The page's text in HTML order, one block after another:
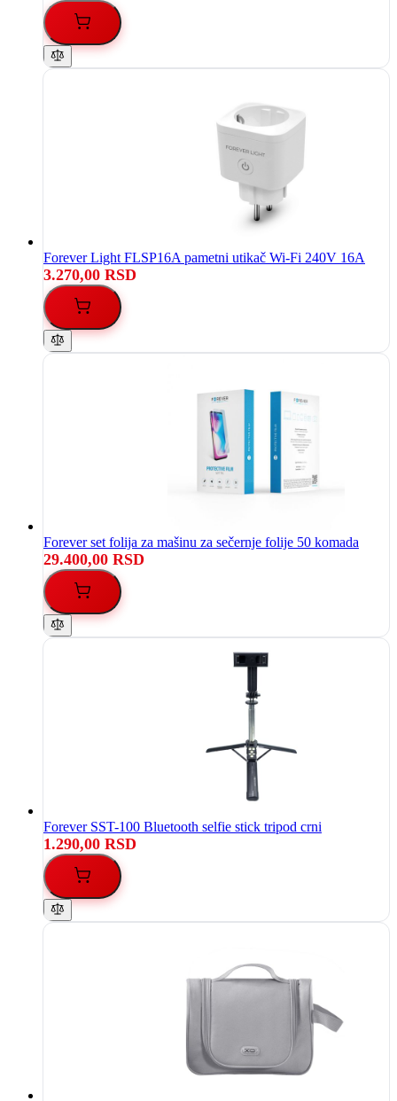
Forever Light FLSP16A pametni utikač Wi-Fi 240V 16A
3.270,00 RSD
Forever set folija za mašinu za sečernje folije 50 komada
29.400,00 RSD
Forever SST-100 Bluetooth selfie stick tripod crni
1.290,00 RSD